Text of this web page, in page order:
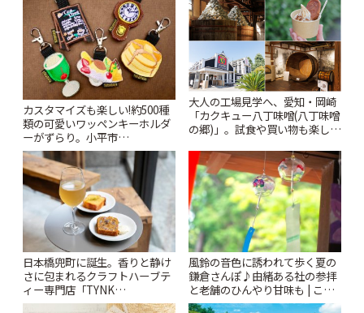
カスタマイズも楽しい!約500種
類の可愛いワッペンキーホルダ
ーがずらり。小平市
「Kimamaya T&K」 | ことりっ
ぷ
大人の工場見学へ、愛知・岡崎
「カクキュー八丁味噌(八丁味噌
の郷)」。試食や買い物も楽しみ
日本橋兜町に誕生。香りと静け
さに包まれるクラフトハーブテ
ィー専門店「TYNK
Kabutocho」 | ことりっぷ
風鈴の音色に誘われて歩く夏の
鎌倉さんぽ♪由緒ある社の参拝
と老舗のひんやり甘味も | こと
りっぷ